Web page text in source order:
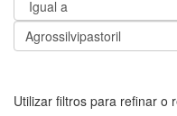
Utilizar filtros para refinar o